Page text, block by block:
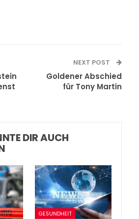
NEXT POST
Goldener Abschied
für Tony Martin
DIR AUCH
GESUNDHEIT